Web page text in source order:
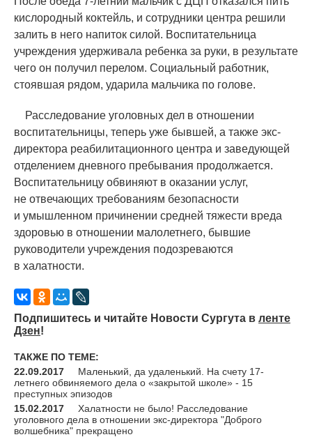
кислородный коктейль, и сотрудники центра решили
залить в него напиток силой. Воспитательница
учреждения удерживала ребенка за руки, в результате
чего он получил перелом. Социальный работник,
стоявшая рядом, ударила мальчика по голове.
Расследование уголовных дел в отношении
воспитательницы, теперь уже бывшей, а также экс-
директора реабилитационного центра и заведующей
отделением дневного пребывания продолжается.
Воспитательницу обвиняют в оказании услуг,
не отвечающих требованиям безопасности
и умышленном причинении средней тяжести вреда
здоровью в отношении малолетнего, бывшие
руководители учреждения подозреваются
в халатности.
Подпишитесь и читайте Новости Сургута в ленте
Дзен!
ТАКЖЕ ПО ТЕМЕ:
22.09.2017
Маленький, да удаленький. На счету 17-
летнего обвиняемого дела о «закрытой школе» - 15
преступных эпизодов
15.02.2017
Халатности не было! Расследование
уголовного дела в отношении экс-директора "Доброго
волшебника" прекращено